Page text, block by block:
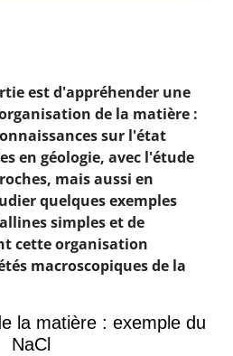
est d'appréhender une
de la matière :
sur l'état
en géologie, avec l'étude
mais aussi en
quelques exemples
simples et de
cette organisation
macroscopiques de la
la matière : exemple du
NaCl